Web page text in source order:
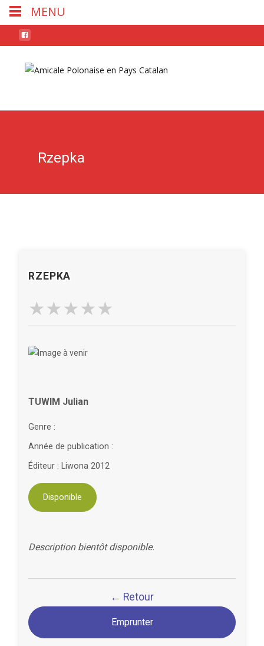
Rzepka
RZEPKA
TUWIM Julian
Genre :
Année de publication :
Éditeur : Liwona 2012
Disponible
Description bientôt disponible.
← Retour
Emprunter
MENU